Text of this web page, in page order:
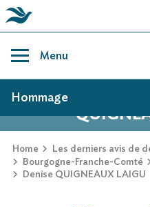
content
Menu
AVIS DE
Home
Les derniers avis de
Bourgogne-Franche-Comté
Denise QUIGNEAUX LAIGU
Hommage